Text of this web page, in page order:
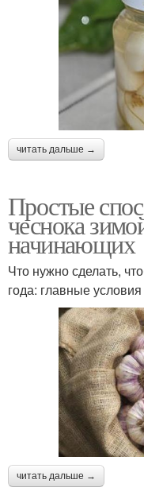
читать дальше →
Простые
чеснока
начинающих
Что нужно сделать,
года: главные
читать дальше →